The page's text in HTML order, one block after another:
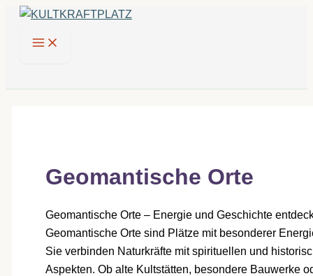
Zum
springen
Geomantische Orte
Geomantische Orte – Energie und Geschichte
Geomantische Orte sind Plätze mit besonderer
Sie verbinden Naturkräfte mit spirituellen und
Aspekten. Ob alte Kultstätten, besondere Bauwerke